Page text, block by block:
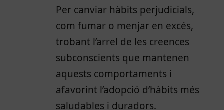
Per canviar hàbits perjudicials,
com fumar o menjar en excés,
trobant l’arrel de les creences
subconscients que mantenen
aquests comportaments i
afavorint l’adopció d’hàbits més
saludables i duradors.